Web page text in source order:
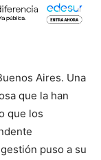
Aires. Una
que la han
que los
puso a su